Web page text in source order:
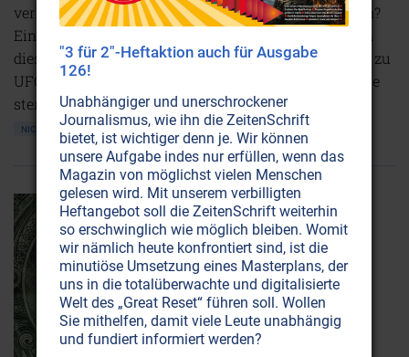
verhindert, weil sie Atomraketenanlagen lahmlegten?
Ein Astronaut und US Air Force-Veteranen bezeugen
dies. Zwei US-Präsidenten bekannten sich öffentlich zu
UFOs und der erste US-Verteidigungsminister musste
sterben, weil er die Wahrheit offenlegen wollte.
NICHT ONLINE VERFÜGBAR
"3 für 2"-Heftaktion auch für Ausgabe
126!
Unabhängiger und unerschrockener
Journalismus, wie ihn die ZeitenSchrift
bietet, ist wichtiger denn je. Wir können
unsere Aufgabe indes nur erfüllen, wenn das
Magazin von möglichst vielen Menschen
gelesen wird. Mit unserem verbilligten
Heftangebot soll die ZeitenSchrift weiterhin
so erschwinglich wie möglich bleiben. Womit
wir nämlich heute konfrontiert sind, ist die
minutiöse Umsetzung eines Masterplans, der
uns in die totalüberwachte und digitalisierte
Welt des „Great Reset“ führen soll. Wollen
Sie mithelfen, damit viele Leute unabhängig
und fundiert informiert werden?